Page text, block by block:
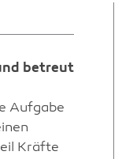
betreut
Aufgabe
Kräfte